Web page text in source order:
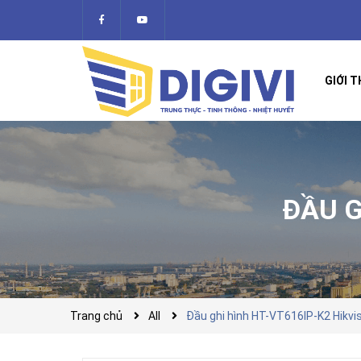
GIỚI
ĐẦU
Trang chủ All Đầu ghi hình HT-VT616IP-K2